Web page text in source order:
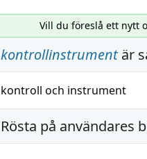
Vill du föreslå ett nytt
kontrollinstrumentär
kontroll och instrument
Rösta på användares